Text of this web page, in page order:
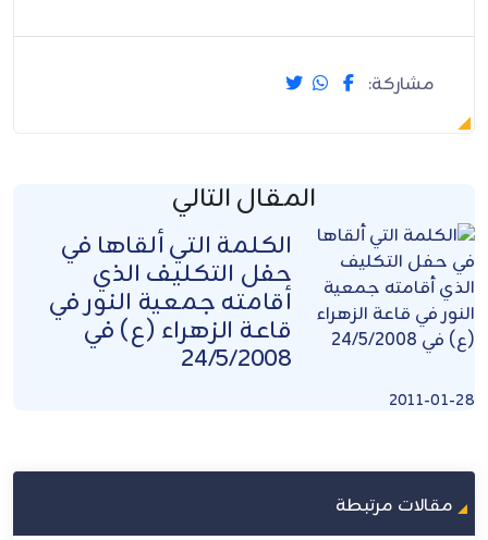
مشاركة:
المقال التالي
الكلمة التي ألقاها في
حفل التكليف الذي
أقامته جمعية النور في
قاعة الزهراء (ع) في
24/5/2008
2011-01-28
مقالات مرتبطة